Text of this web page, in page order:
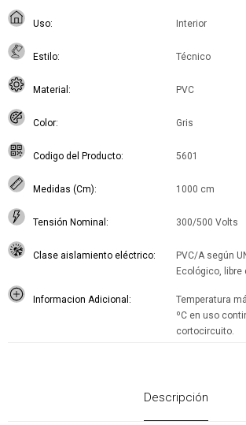
Uso Interior
Estilo Técnico
Material PVC
Color Gris
Codigo del Producto 5601
Medidas (Cm) 1000 cm
Tensión Nominal 300/500 Volts
Clase aislamiento eléctrico
PVC/A según
Ecológico,
Informacion Adicional
Temperatura
ºC en uso
cortocircuito.
Descripción